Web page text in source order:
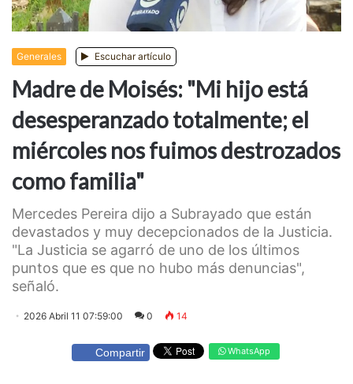
Generales Escuchar artículo
Madre de Moisés: "Mi hijo está
desesperanzado totalmente; el
miércoles nos fuimos destrozados
como familia"
Mercedes Pereira dijo a Subrayado que están
devastados y muy decepcionados de la Justicia.
"La Justicia se agarró de uno de los últimos
puntos que es que no hubo más denuncias",
señaló.
2026 Abril 11 07:59:00 0 14
Compartir WhatsApp